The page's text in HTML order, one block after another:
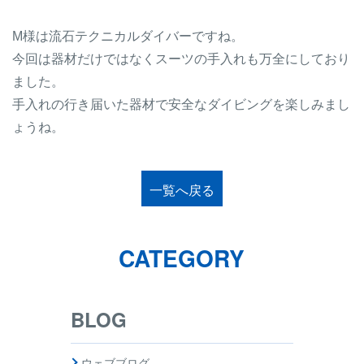
M様は流石テクニカルダイバーですね。
今回は器材だけではなくスーツの手入れも万全にしており
ました。
手入れの行き届いた器材で安全なダイビングを楽しみまし
ょうね。
一覧へ戻る
CATEGORY
BLOG